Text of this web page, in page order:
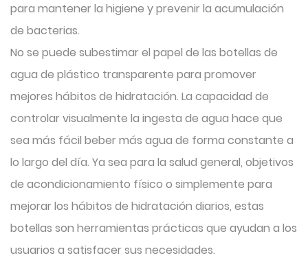
para mantener la higiene y prevenir la acumulación
de bacterias.
No se puede subestimar el papel de las botellas de
agua de plástico transparente para promover
mejores hábitos de hidratación. La capacidad de
controlar visualmente la ingesta de agua hace que
sea más fácil beber más agua de forma constante a
lo largo del día. Ya sea para la salud general, objetivos
de acondicionamiento físico o simplemente para
mejorar los hábitos de hidratación diarios, estas
botellas son herramientas prácticas que ayudan a los
usuarios a satisfacer sus necesidades.